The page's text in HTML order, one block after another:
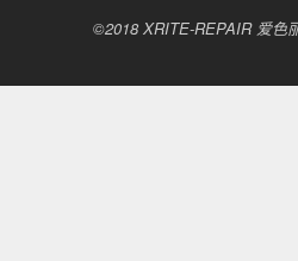
©2018 XRITE-REPAIR 爱色